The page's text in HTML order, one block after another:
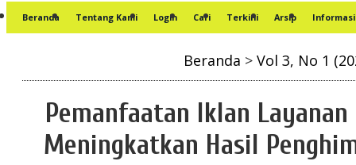
Beranda Tentang Kami Login Cari Terkini Arsip Informasi
Beranda > Vol 3, No 1
Pemanfaatan Iklan
Meningkatkan Hasil